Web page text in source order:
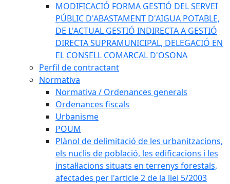
MODIFICACIÓ FORMA GESTIÓ DEL SERVEI
PÚBLIC D'ABASTAMENT D'AIGUA POTABLE,
DE L'ACTUAL GESTIÓ INDIRECTA A GESTIÓ
DIRECTA SUPRAMUNICIPAL, DELEGACIÓ EN
EL CONSELL COMARCAL D'OSONA
Perfil de contractant
Normativa
Normativa / Ordenances generals
Ordenances fiscals
Urbanisme
POUM
Plànol de delimitació de les urbanitzacions,
els nuclis de població, les edificacions i les
instal·lacions situats en terrenys forestals,
afectades per l'article 2 de la llei 5/2003